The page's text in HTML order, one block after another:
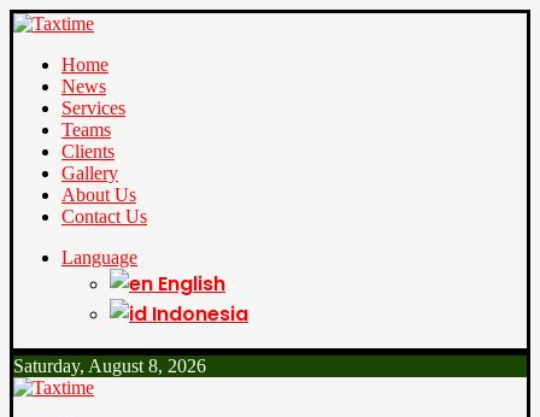
Home
News
Services
Teams
Clients
Gallery
About Us
Contact Us
Language
English
Indonesia
Saturday, August 8, 2026